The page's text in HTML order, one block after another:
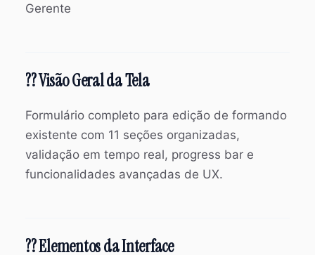
Gerente
?? Visão Geral da Tela
Formulário completo para edição de formando
existente com 11 seções organizadas,
validação em tempo real, progress bar e
funcionalidades avançadas de UX.
?? Elementos da Interface